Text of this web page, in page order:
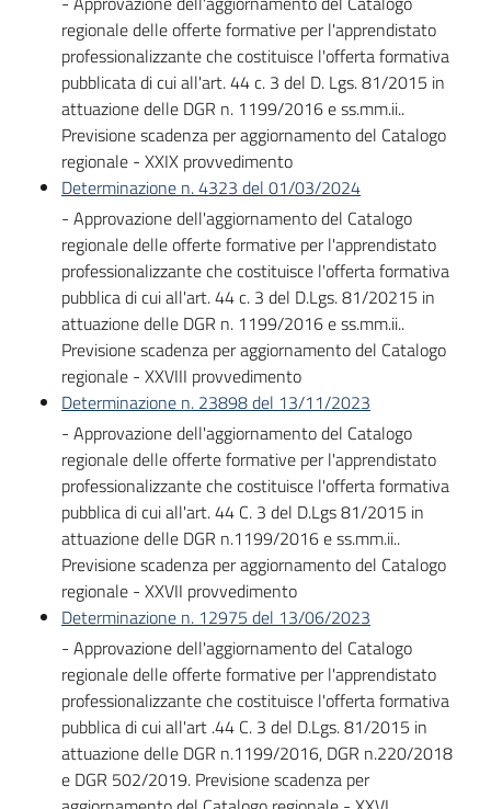
regionale delle offerte formative per l'apprendistato
professionalizzante che costituisce l'offerta formativa
pubblicata di cui all'art. 44 c. 3 del D. Lgs. 81/2015 in
attuazione delle DGR n. 1199/2016 e ss.mm.ii..
Previsione scadenza per aggiornamento del Catalogo
regionale - XXIX provvedimento
Determinazione n. 4323 del 01/03/2024
- Approvazione dell'aggiornamento del Catalogo
regionale delle offerte formative per l'apprendistato
professionalizzante che costituisce l'offerta formativa
pubblica di cui all'art. 44 c. 3 del D.Lgs. 81/20215 in
attuazione delle DGR n. 1199/2016 e ss.mm.ii..
Previsione scadenza per aggiornamento del Catalogo
regionale - XXVIII provvedimento
Determinazione n. 23898 del 13/11/2023
- Approvazione dell'aggiornamento del Catalogo
regionale delle offerte formative per l'apprendistato
professionalizzante che costituisce l'offerta formativa
pubblica di cui all'art. 44 C. 3 del D.Lgs 81/2015 in
attuazione delle DGR n.1199/2016 e ss.mm.ii..
Previsione scadenza per aggiornamento del Catalogo
regionale - XXVII provvedimento
Determinazione n. 12975 del 13/06/2023
- Approvazione dell'aggiornamento del Catalogo
regionale delle offerte formative per l'apprendistato
professionalizzante che costituisce l'offerta formativa
pubblica di cui all'art .44 C. 3 del D.Lgs. 81/2015 in
attuazione delle DGR n.1199/2016, DGR n.220/2018
e DGR 502/2019. Previsione scadenza per